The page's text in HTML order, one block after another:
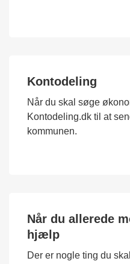
Kontodeling
Når du skal søge
Kontodeling.dk til at
kommunen.
Når du allerede
hjælp
Der er nogle ting du